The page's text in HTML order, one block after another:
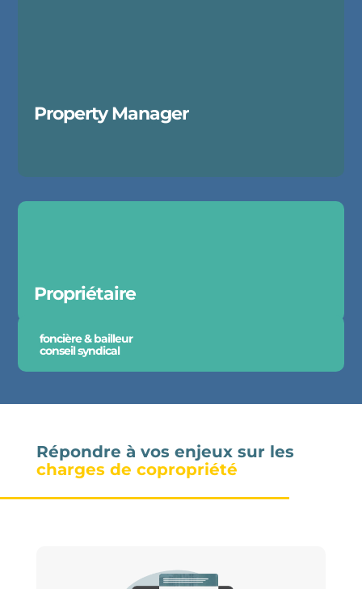
Property Manager
Propriétaire
foncière & bailleur
conseil syndical
Répondre à vos enjeux sur les
charges de copropriété